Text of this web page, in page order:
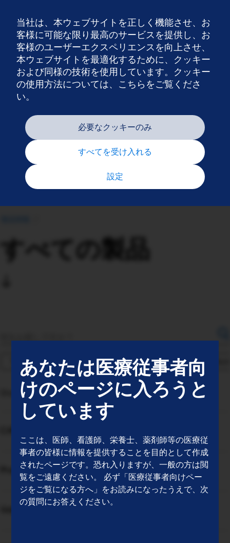
すべての製品
Transfusion Medicine and Cell Therapies7 Enteral
Showing 8 out of 12 results
Propofol
Voluven
あなたは医療従事者向
けのページに入ろうと
しています
ここは、医師、看護師、栄養士、薬剤師等の医療従
事者の皆様に情報を提供することを目的として作成
されたページです。恐れ入りますが、一般の方は閲
覧をご遠慮ください。 必ず「医療従事者向けペー
ジをご覧になる方へ」をお読みになったうえで、次
の質問にお答えください。
当社は、本ウェブサイトを正しく機能させ、お
客様に可能な限り最高のサービスを提供し、お
客様のユーザーエクスペリエンスを向上させ、
本ウェブサイトを最適化するために、クッキー
および同様の技術を使用しています。クッキー
の使用方法については、こちらをご覧くださ
い。
必要なクッキーのみ
すべてを受け入れる
設定